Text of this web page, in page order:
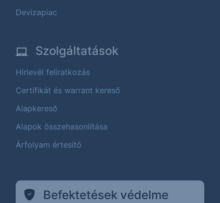
Devizapiac
Szolgáltatások
Hírlevél feliratkozás
Certifikát és warrant kereső
Alapkereső
Alapok összehasonlítása
Árfolyam értesítő
Befektetések védelme